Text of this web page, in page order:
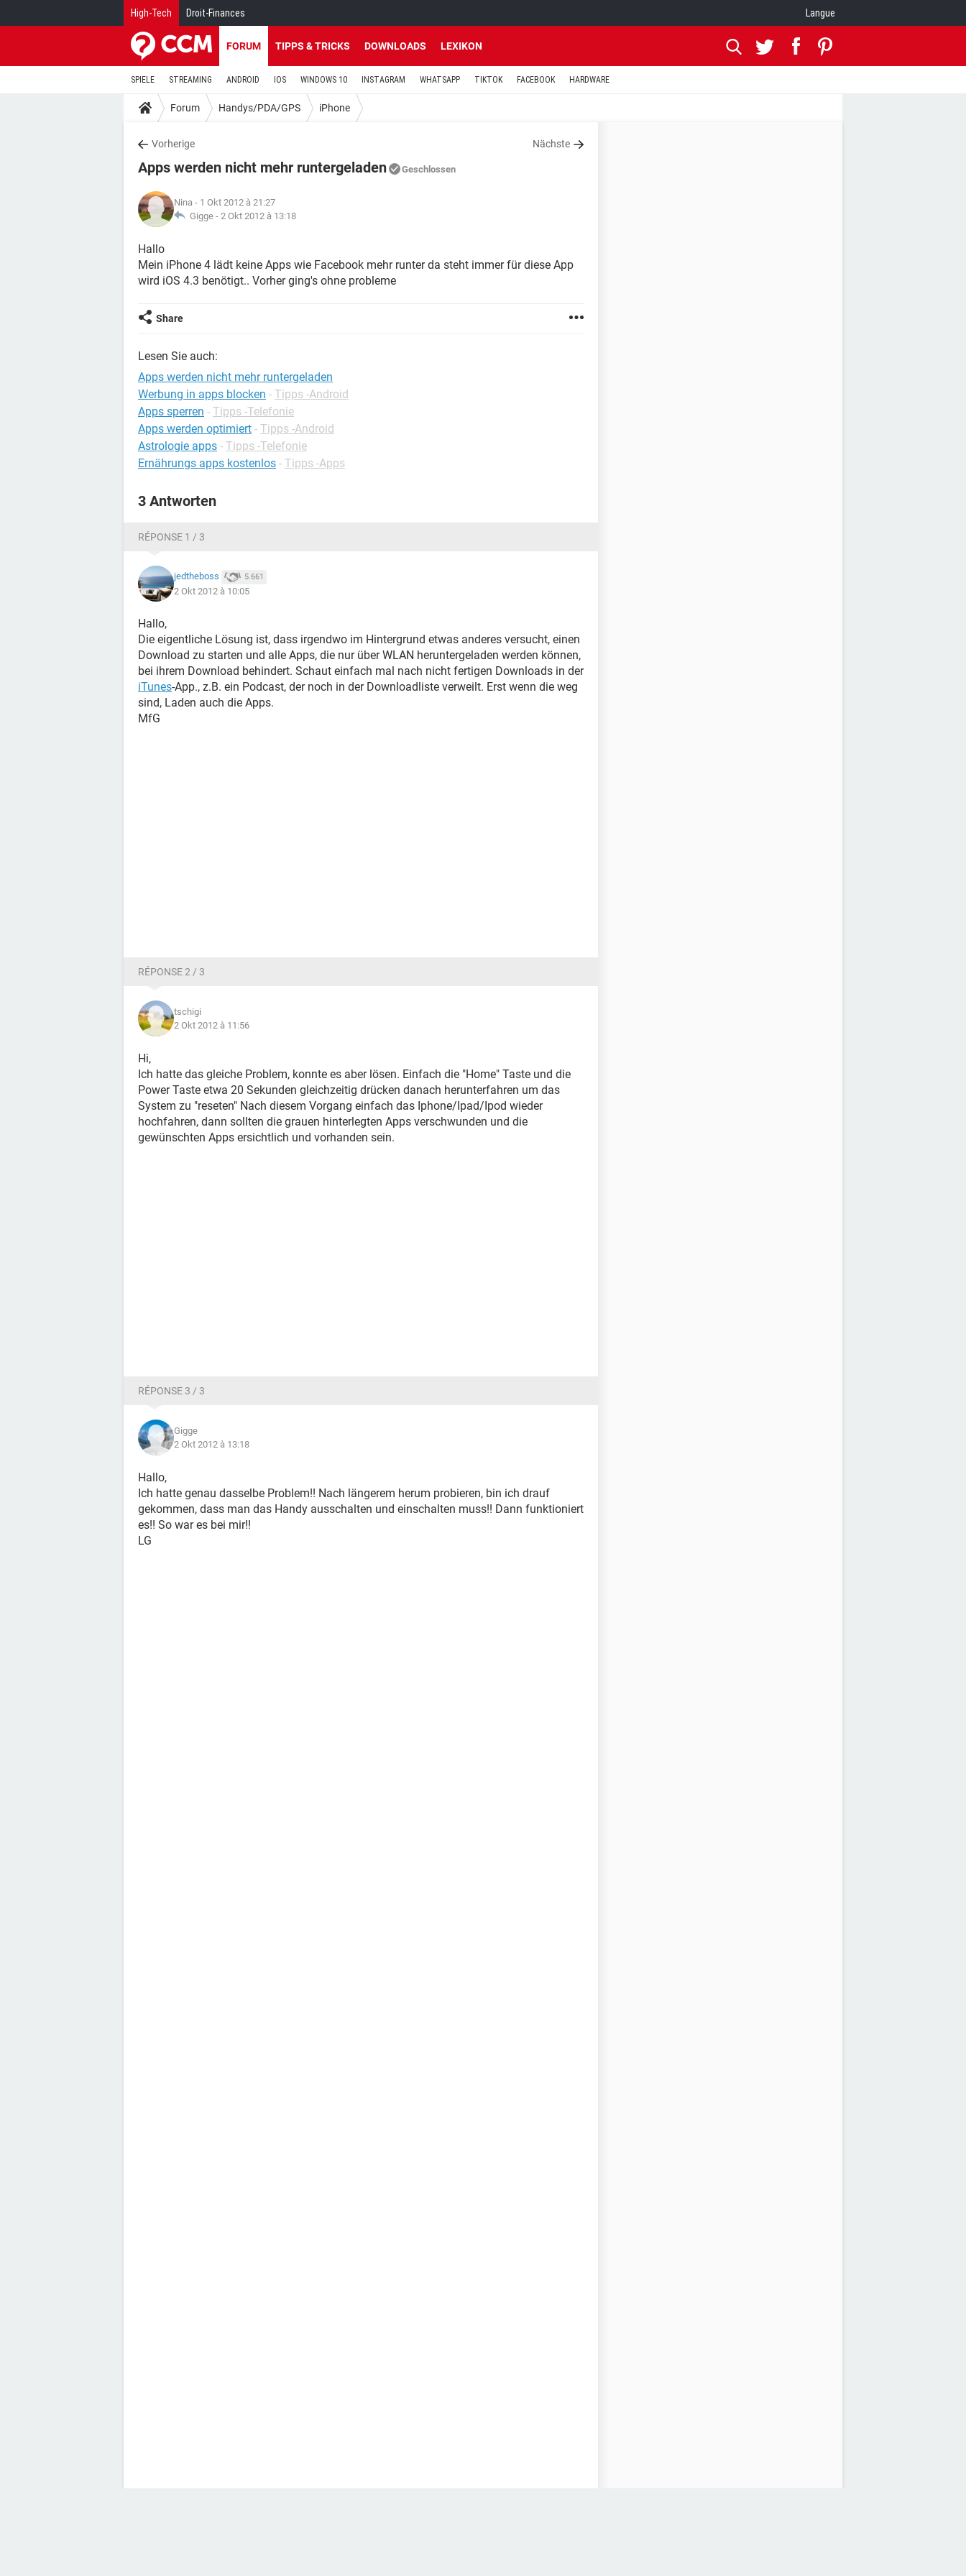
High-Tech Droit-Finances Langue
FORUM TIPPS & TRICKS DOWNLOADS LEXIKON
SPIELE STREAMING ANDROID IOS WINDOWS 10 INSTAGRAM WHATSAPP TIKTOK FACEBOOK HARDWARE
Forum Handys/PDA/GPS iPhone
Vorherige Nächste
Apps werden nicht mehr runtergeladen Geschlossen
Nina - 1 Okt 2012 à 21:27
Gigge - 2 Okt 2012 à 13:18
Hallo
Mein iPhone 4 lädt keine Apps wie Facebook mehr runter da steht immer für diese App
wird iOS 4.3 benötigt.. Vorher ging's ohne probleme
Share
Lesen Sie auch:
Apps werden nicht mehr runtergeladen
Werbung in apps blocken - Tipps -Android
Apps sperren - Tipps -Telefonie
Apps werden optimiert - Tipps -Android
Astrologie apps - Tipps -Telefonie
Ernährungs apps kostenlos - Tipps -Apps
3 Antworten
RÉPONSE 1 / 3
jedtheboss 5.661
2 Okt 2012 à 10:05
Hallo,
Die eigentliche Lösung ist, dass irgendwo im Hintergrund etwas anderes versucht, einen
Download zu starten und alle Apps, die nur über WLAN heruntergeladen werden können,
bei ihrem Download behindert. Schaut einfach mal nach nicht fertigen Downloads in der
iTunes-App., z.B. ein Podcast, der noch in der Downloadliste verweilt. Erst wenn die weg
sind, Laden auch die Apps.
MfG
RÉPONSE 2 / 3
tschigi
2 Okt 2012 à 11:56
Hi,
Ich hatte das gleiche Problem, konnte es aber lösen. Einfach die "Home" Taste und die
Power Taste etwa 20 Sekunden gleichzeitig drücken danach herunterfahren um das
System zu "reseten" Nach diesem Vorgang einfach das Iphone/Ipad/Ipod wieder
hochfahren, dann sollten die grauen hinterlegten Apps verschwunden und die
gewünschten Apps ersichtlich und vorhanden sein.
RÉPONSE 3 / 3
Gigge
2 Okt 2012 à 13:18
Hallo,
Ich hatte genau dasselbe Problem!! Nach längerem herum probieren, bin ich drauf
gekommen, dass man das Handy ausschalten und einschalten muss!! Dann funktioniert
es!! So war es bei mir!!
LG